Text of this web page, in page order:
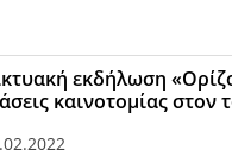
εκδήλωση
καινοτομίας στον